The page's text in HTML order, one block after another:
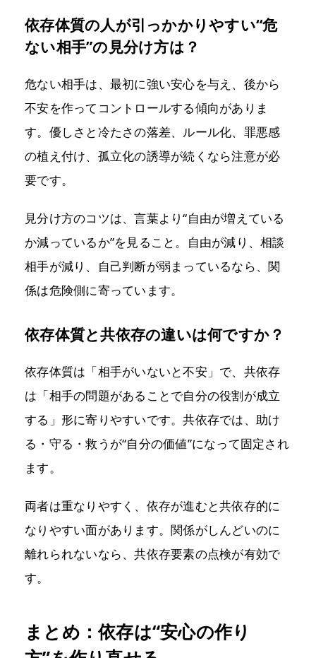
依存体質の人が引っかかりやすい“危
ない相手”の見分け方は？
危ない相手は、最初に強い安心を与え、後から
不安を作ってコントロールする傾向がありま
す。優しさと冷たさの落差、ルール化、罪悪感
の植え付け、孤立化の誘導が続くなら注意が必
要です。
見分け方のコツは、言葉より“自由が増えている
か減っているか”を見ること。自由が減り、相談
相手が減り、自己判断が弱まっているなら、関
係は危険側に寄っています。
依存体質と共依存の違いは何ですか？
依存体質は「相手がいないと不安」で、共依存
は「相手の問題があることで自分の役割が成立
する」形に寄りやすいです。共依存では、助け
る・守る・救うが“自分の価値”になって固定され
ます。
両者は重なりやすく、依存が進むと共依存的に
なりやすい面があります。関係がしんどいのに
離れられないなら、共依存要素の点検が有効で
す。
まとめ：依存は“安心の作り